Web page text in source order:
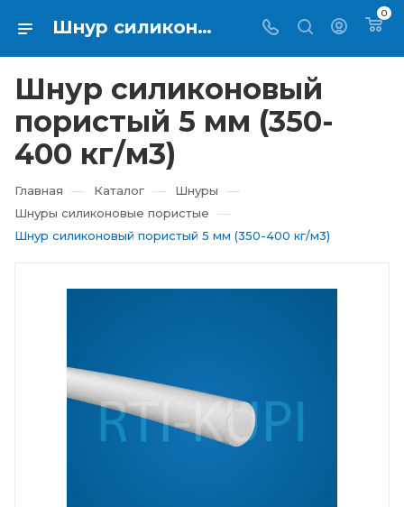
Шнур силиконовый пористый 5 мм 350-400 кг/м3 купить в Екатеринбурге ⇨ RTI-KUPI
0
Шнур силиконовый
пористый 5 мм (350-
400 кг/м3)
Главная — Каталог — Шнуры —
Шнуры силиконовые пористые —
Шнур силиконовый пористый 5 мм (350-400 кг/м3)